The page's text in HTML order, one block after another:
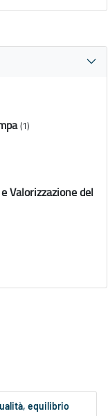
(1)
Valorizzazione del
equilibrio